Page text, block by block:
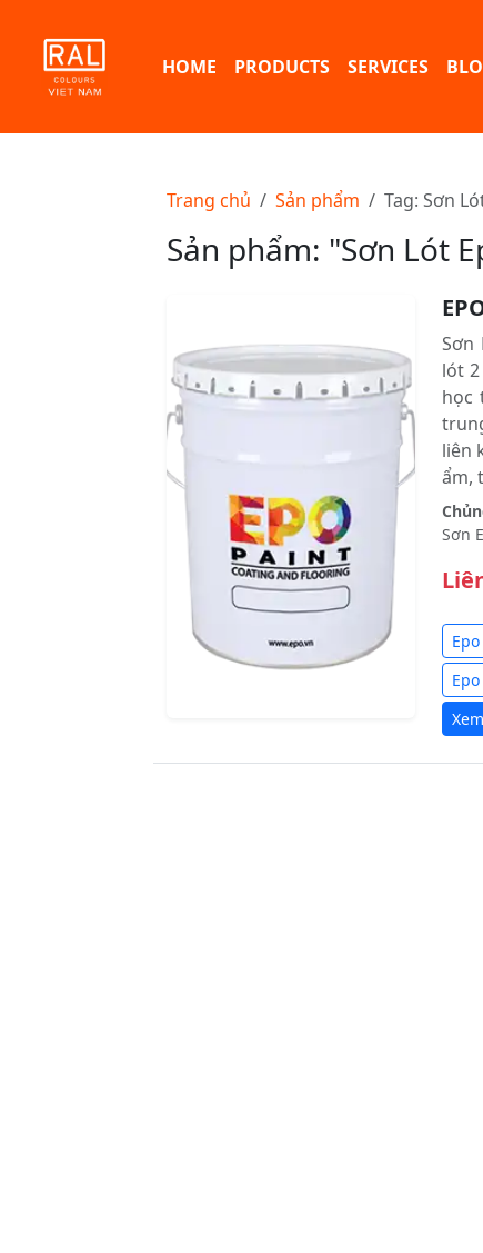
HOME PRODUCTS SERVICES
Trang chủ Sản phẩm Tag: Sơn
Sản phẩm: "Sơn Lót
Sơn
lót
học
liên
ẩm,
Sơn